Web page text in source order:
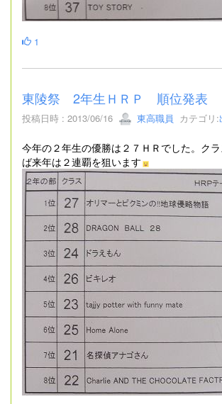
1
東陵祭 2年生ＨＲＰ 順位発表
投稿日時 : 2013/06/16 東高職員 カテゴリ:
今年の２年生の優勝は２７ＨＲでした。ク
ば来年は２連覇を狙います